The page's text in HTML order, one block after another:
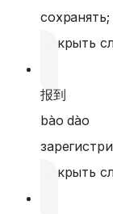
Открыть
报到
bào dào
Открыть